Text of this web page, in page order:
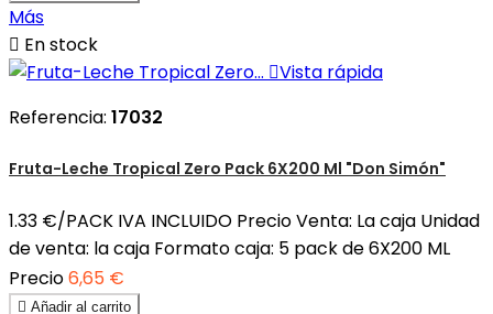
Más
 En stock
Vista rápida
Referencia: 17032
Fruta-Leche Tropical Zero Pack 6X200 Ml "Don Simón"
1.33 €/PACK IVA INCLUIDO Precio Venta: La caja Unidad
de venta: la caja Formato caja: 5 pack de 6X200 ML
Precio6,65 €
 Añadir al carrito